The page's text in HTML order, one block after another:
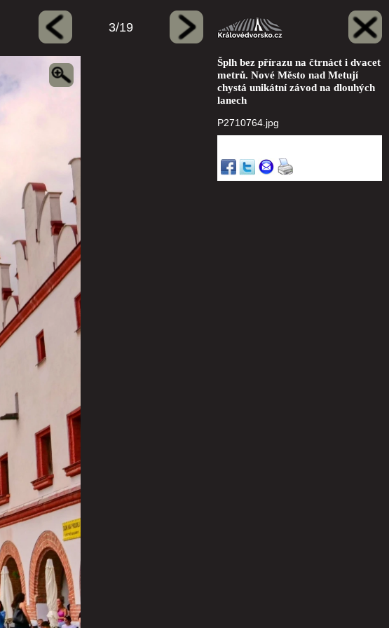
3/19
Šplh bez přírazu na čtrnáct i dvacet
metrů. Nové Město nad Metují
chystá unikátní závod na dlouhých
lanech
P2710764.jpg